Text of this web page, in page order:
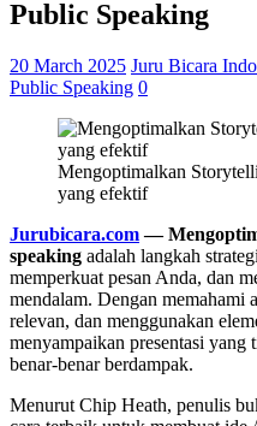
Public Speaking
20 March 2025 Juru Bicara
Public Speaking 0
Mengoptimalkan
yang efektif
Jurubicara.com—
speaking adalah langkah
memperkuat pesan Anda, dan
mendalam. Dengan memahami
relevan, dan menggunakan
menyampaikan presentasi yang
benar-benar berdampak.
Menurut Chip Heath, penulis